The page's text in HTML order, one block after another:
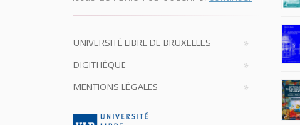
UNIVERSITÉ LIBRE DE BRUXELLES
DIGITHÈQUE
MENTIONS LÉGALES